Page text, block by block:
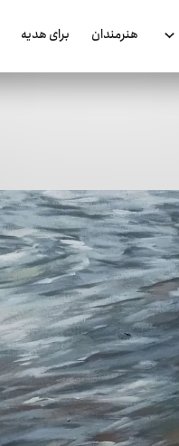
هنرمندان برای هدیه